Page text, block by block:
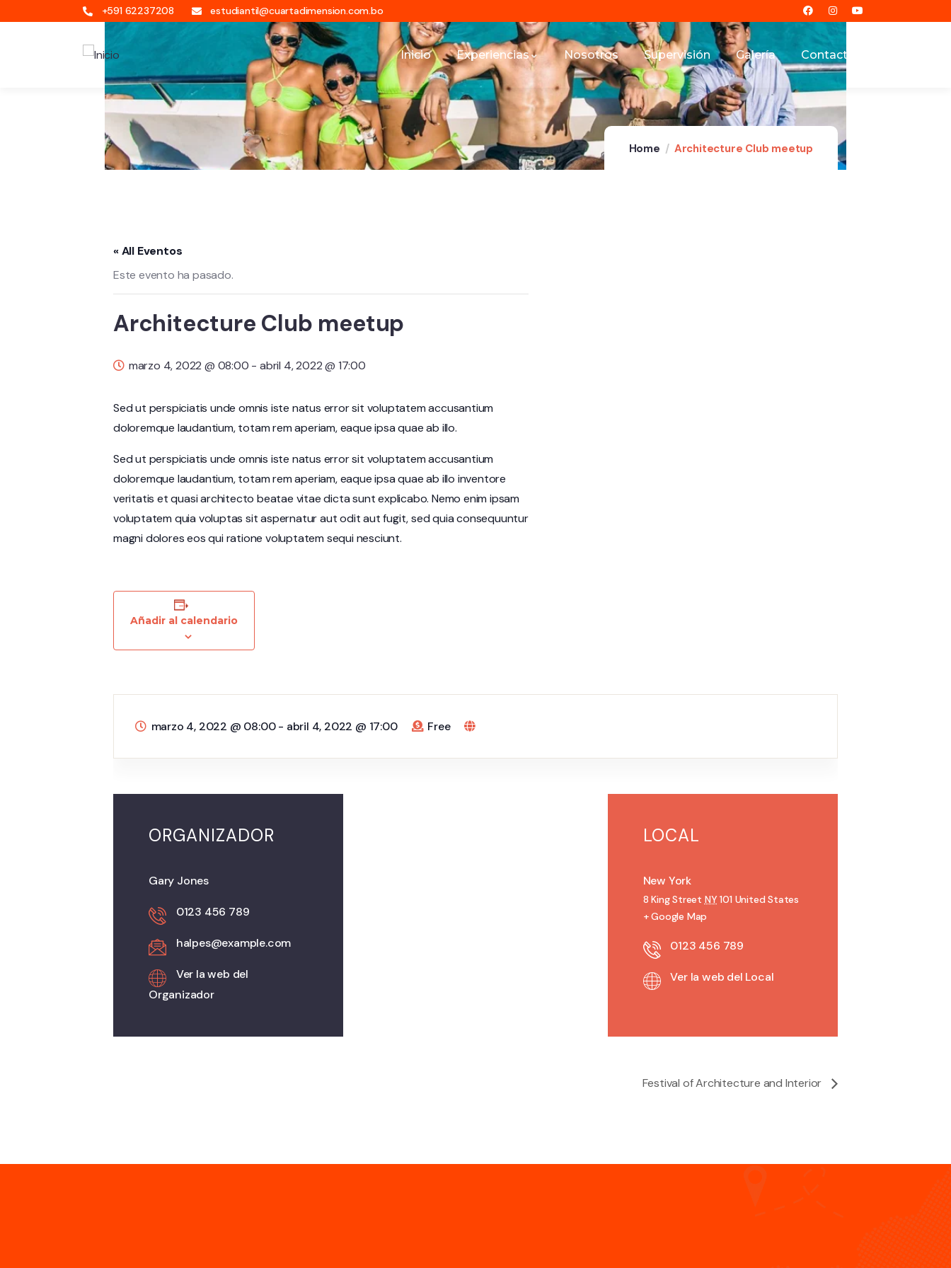
+591 62237208 estudiantil@cuartadimension.com.bo
Inicio Experiencias Nosotros Supervisión Galería Contacto
Home Architecture Club meetup
« All Eventos
Este evento ha pasado.
Architecture Club meetup
marzo 4, 2022 @ 08:00 -abril 4, 2022 @ 17:00
Sed ut perspiciatis unde omnis iste natus error sit voluptatem accusantium
doloremque laudantium, totam rem aperiam, eaque ipsa quae ab illo.
Sed ut perspiciatis unde omnis iste natus error sit voluptatem accusantium
doloremque laudantium, totam rem aperiam, eaque ipsa quae ab illo inventore
veritatis et quasi architecto beatae vitae dicta sunt explicabo. Nemo enim ipsam
voluptatem quia voluptas sit aspernatur aut odit aut fugit, sed quia consequuntur
magni dolores eos qui ratione voluptatem sequi nesciunt.
Añadir al calendario
marzo 4, 2022 @ 08:00- abril 4, 2022 @ 17:00 Free
ORGANIZADOR
Gary Jones
0123 456 789
halpes@example.com
Ver la web del
Organizador
LOCAL
New York
8 King Street NY 101 United States
+ Google Map
0123 456 789
Ver la web del Local
Festival of Architecture and Interior